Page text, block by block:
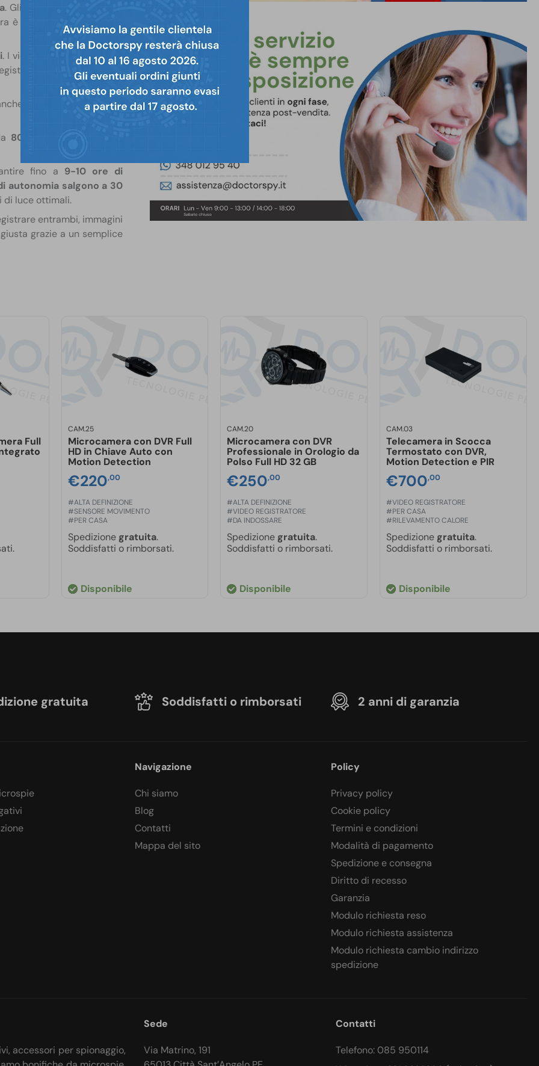
. Gli
è in grado di
registrare
. I video registrati in scarse
in pieno giorno o in
questo è studiato per
8000 mAh
fino a 9-10 ore di
autonomia salgono a 30
di luce ottimali.
entrambi, immagini
grazie a un semplice
dispositivo.
Full
CAM.25
Microcamera con DVR Full
HD in Chiave Auto con
Motion Detection
€220,00
#ALTA DEFINIZIONE
#SENSORE MOVIMENTO
#PER CASA
Spedizione gratuita.
Soddisfatti o rimborsati.
Disponibile
CAM.20
Microcamera con DVR
Professionale in Orologio da
Polso Full HD 32 GB
€250,00
#ALTA DEFINIZIONE
#VIDEO REGISTRATORE
#DA INDOSSARE
Spedizione gratuita.
Soddisfatti o rimborsati.
Disponibile
CAM.03
Telecamera in Scocca
Termostato con DVR,
Motion Detection e PIR
€700,00
#VIDEO REGISTRATORE
#PER CASA
#RILEVAMENTO CALORE
Spedizione gratuita.
Soddisfatti o rimborsati.
Disponibile
gratuita Soddisfatti o rimborsati 2 anni di garanzia
Navigazione
Chi siamo
Blog
Contatti
Mappa del sito
Policy
Privacy policy
Cookie policy
Termini e condizioni
Modalità di pagamento
Spedizione e consegna
Diritto di recesso
Garanzia
Modulo richiesta reso
Modulo richiesta assistenza
Modulo richiesta cambio indirizzo
spedizione
accessori per spionaggio,
Sede
Via Matrino, 191
Contatti
Telefono: 085 950114